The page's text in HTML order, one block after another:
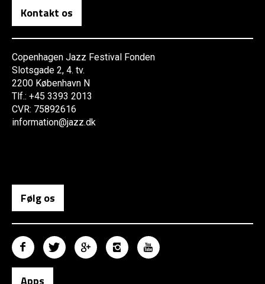
Kontakt os
Copenhagen Jazz Festival Fonden
Slotsgade 2, 4. tv.
2200 København N
Tlf.: +45 3393 2013
CVR: 75892616
information@jazz.dk
Følg os
Apps